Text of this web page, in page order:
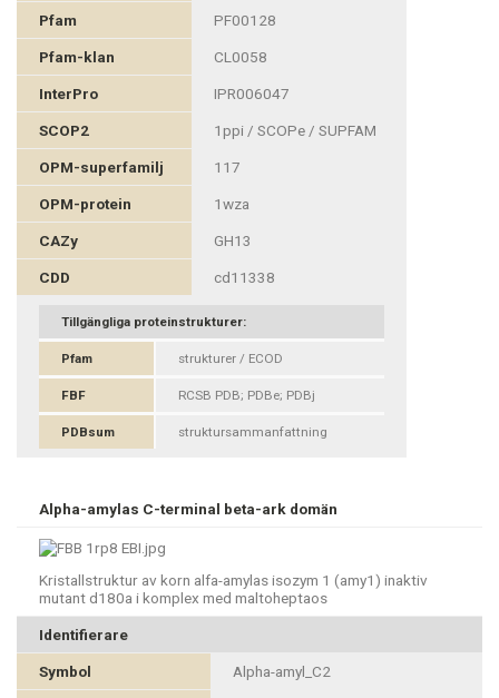
Pfam PF00128
Pfam-klan CL0058
InterPro IPR006047
SCOP2 1ppi / SCOPe / SUPFAM
OPM-superfamilj 117
OPM-protein 1wza
CAZy GH13
CDD cd11338
Tillgängliga proteinstrukturer:
Pfam strukturer / ECOD
FBF RCSB PDB; PDBe; PDBj
PDBsum struktursammanfattning
Alpha-amylas C-terminal beta-ark domän
Kristallstruktur av korn alfa-amylas isozym 1 (amy1) inaktiv
mutant d180a i komplex med maltoheptaos
Identifierare
Symbol Alpha-amyl_C2